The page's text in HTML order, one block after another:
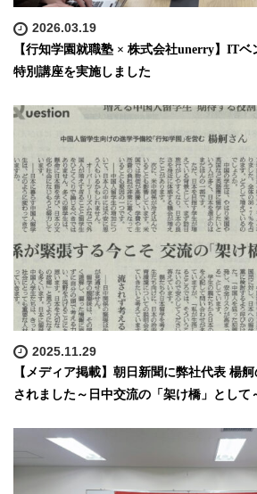
2026.03.19
【行知学園就職塾 × 株式会社unerry】IT
特別講座を実施しました
2025.11.29
【メディア掲載】朝日新聞に弊社代表 楊
されました～日中交流の「架け橋」として